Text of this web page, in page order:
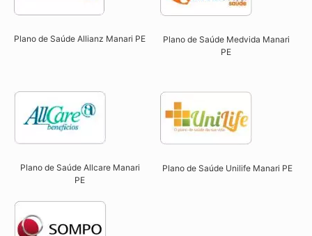
Plano de Saúde Allianz Manari PE​
Plano de Saúde Medvida Manari
PE
Plano de Saúde Allcare Manari
PE​
Plano de Saúde Unilife Manari PE​